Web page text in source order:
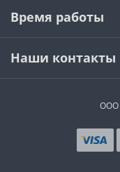
Время работы
Наши контакты
ООО